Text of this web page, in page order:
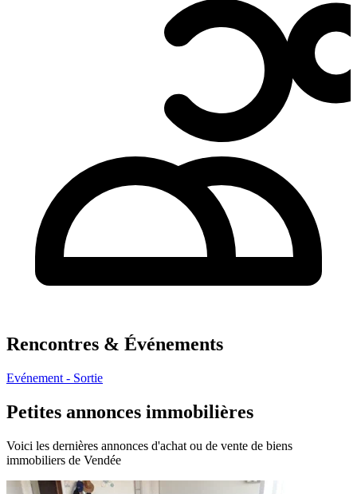
Rencontres & Événements
Evénement - Sortie
Petites annonces immobilières
Voici les dernières annonces d'achat ou de vente de biens
immobiliers de Vendée